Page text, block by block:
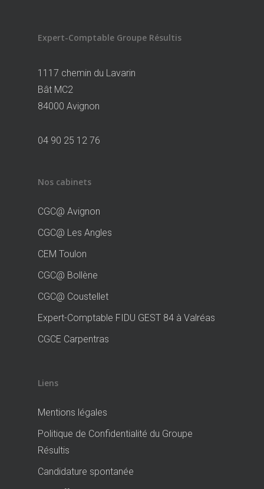
Expert-Comptable Groupe Résultis
1117 chemin du Lavarin
Bât MC2
84000 Avignon
04 90 25 12 76
Nos cabinets
CGC@ Avignon
CGC@ Les Angles
CEM Toulon
CGC@ Bollène
CGC@ Coustellet
Expert-Comptable FIDU GEST 84 à Valréas
CGCE Carpentras
Liens
Mentions légales
Politique de Confidentialité du Groupe
Résultis
Candidature spontanée